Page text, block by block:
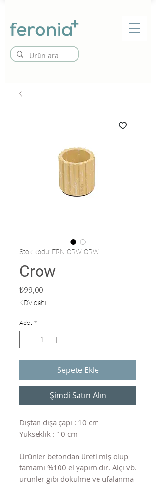
Stok kodu: FRN-CRW-ORW
Crow
₺99,00
KDV dahil
Adet *
Sepete Ekle
Şimdi Satın Alın
Dıştan dışa çapı : 10 cm
Yükseklik : 10 cm
Ürünler betondan üretilmiş olup
tamamı %100 el yapımıdır. Alçı vb.
ürünler gibi dökülme ve ufalanma